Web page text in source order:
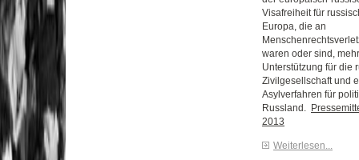
Visafreiheit für
Europa, die an
waren oder sind,
Unterstützung für die
Zivilgesellschaft und
Asylverfahren für
Russland.
2013
Weiterlesen...